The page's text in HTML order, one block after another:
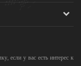
если у вас есть интерес к